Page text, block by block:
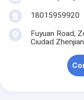
18015959920
Fuyuan Road,
Ciudad